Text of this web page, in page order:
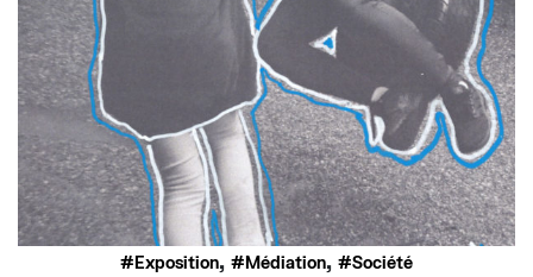
Exposition, Médiation, Société